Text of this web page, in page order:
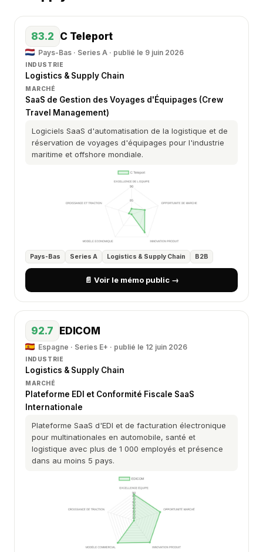
83.2 C Teleport
Pays-Bas · Series A · publié le 9 juin 2026
INDUSTRIE
Logistics & Supply Chain
MARCHÉ
SaaS de Gestion des Voyages d'Équipages (Crew
Travel Management)
Logiciels SaaS d'automatisation de la logistique et de
réservation de voyages d'équipages pour l'industrie
maritime et offshore mondiale.
Pays-Bas Series A Logistics & Supply Chain B2B
📄 Voir le mémo public →
92.7 EDICOM
Espagne · Series E+ · publié le 12 juin 2026
INDUSTRIE
Logistics & Supply Chain
MARCHÉ
Plateforme EDI et Conformité Fiscale SaaS
Internationale
Plateforme SaaS d'EDI et de facturation électronique
pour multinationales en automobile, santé et
logistique avec plus de 1 000 employés et présence
dans au moins 5 pays.